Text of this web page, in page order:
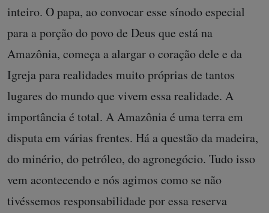
inteiro. O papa, ao convocar esse sínodo especial
para a porção do povo de Deus que está na
Amazônia, começa a alargar o coração dele e da
Igreja para realidades muito próprias de tantos
lugares do mundo que vivem essa realidade. A
importância é total. A Amazônia é uma terra em
disputa em várias frentes. Há a questão da madeira,
do minério, do petróleo, do agronegócio. Tudo isso
vem acontecendo e nós agimos como se não
tivéssemos responsabilidade por essa reserva